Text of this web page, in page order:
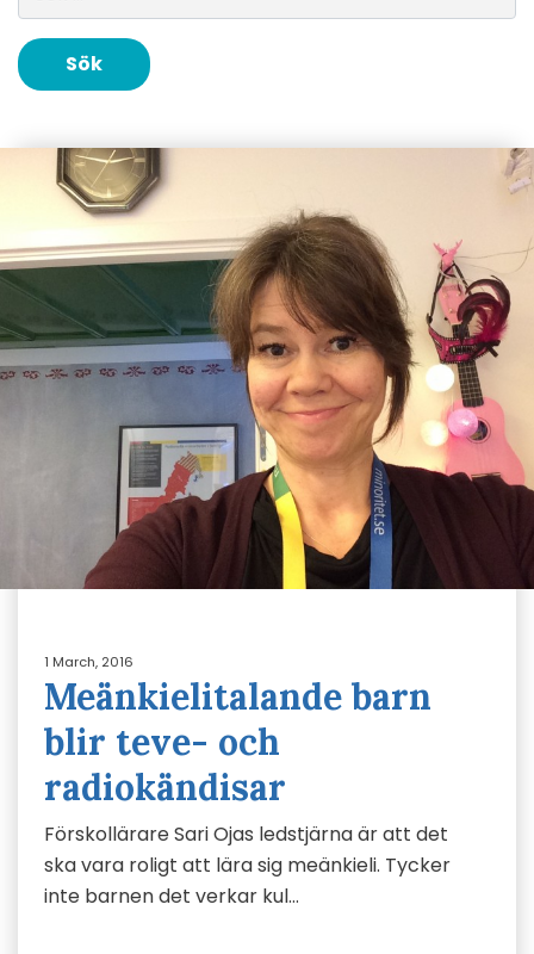
1 March, 2016
Meänkielitalande barn
blir teve- och
radiokändisar
Förskollärare Sari Ojas ledstjärna är att det
ska vara roligt att lära sig meänkieli. Tycker
inte barnen det verkar kul…